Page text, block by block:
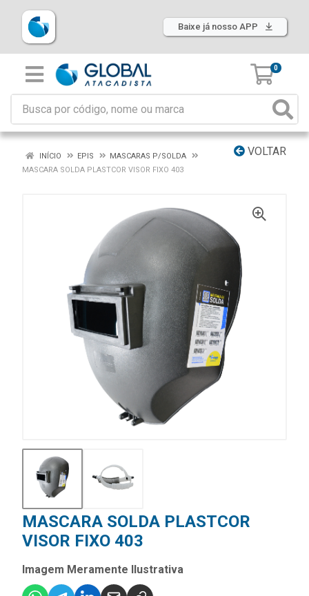
Baixe já nosso APP
0
VOLTAR
INÍCIO EPIS
MASCARAS P/SOLDA
MASCARA SOLDA PLASTCOR VISOR FIXO 403
MASCARA SOLDA PLASTCOR
VISOR FIXO 403
Imagem Meramente Ilustrativa